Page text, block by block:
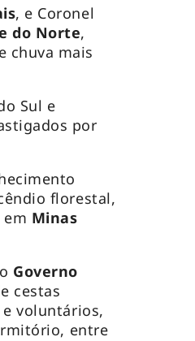
, e Coronel
do Norte,
chuva mais
Sul e
por
florestal,
em Minas
Governo
cestas
voluntários,
entre